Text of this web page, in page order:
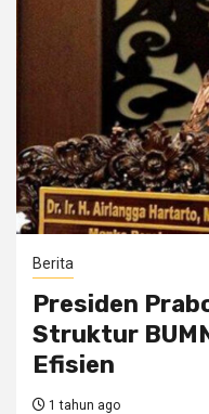
Berita
Presiden
Struktur
Efisien
1 tahun ago